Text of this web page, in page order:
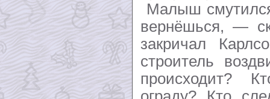
Малыш
вернёшься, —
закричал
строитель
происходит?